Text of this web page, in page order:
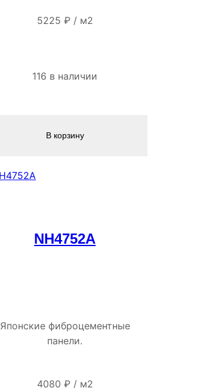
5225 ₽/ м2
116 в наличии
В корзину
NH4752A
Японские фиброцементные
панели.
4080 ₽/ м2